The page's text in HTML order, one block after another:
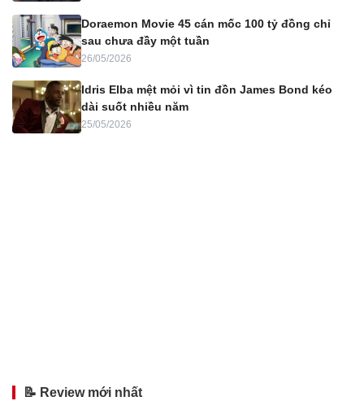
Doraemon Movie 45 cán mốc 100 tỷ đồng chỉ
sau chưa đầy một tuần
26/05/2026
Idris Elba mệt mỏi vì tin đồn James Bond kéo
dài suốt nhiều năm
25/05/2026
📝 Review mới nhất